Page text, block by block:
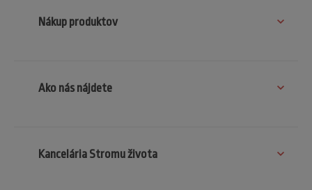
Nákup produktov
Ako nás nájdete
Kancelária Stromu života